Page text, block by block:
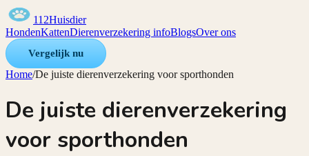
112Huisdier
HondenKattenDierenverzekering infoBlogsOver ons
Vergelijk nu
Home/De juiste dierenverzekering voor sporthonden
De juiste dierenverzekering
voor sporthonden